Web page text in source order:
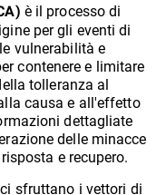
è il processo di
per gli eventi di
vulnerabilità e
contenere e limitare
tolleranza al
causa e all'effetto
dettagliate
delle minacce
e recupero.
sfruttano i vettori di